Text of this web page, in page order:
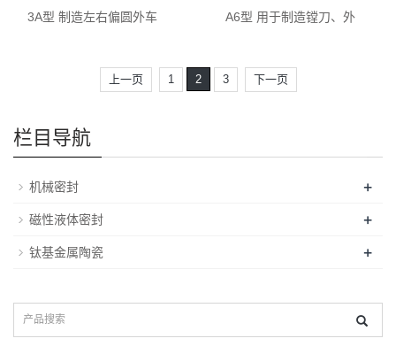
3A型 制造左右偏圆外车 A6型 用于制造镗刀、外
上一页 1 2 3 下一页
栏目导航
机械密封 +
磁性液体密封 +
钛基金属陶瓷 +